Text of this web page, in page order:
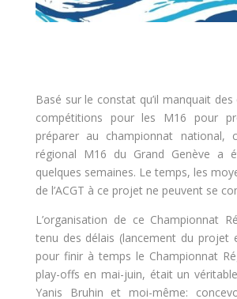
Basé sur le constat qu’il manquait
compétitions pour les M16 pour
préparer au championnat national,
régional M16 du Grand Genève a
quelques semaines. Le temps, les
de l’ACGT à ce projet ne peuvent se
L’organisation de ce Championnat
tenu des délais (lancement du projet
pour finir à temps le Championnat
play-offs en mai-juin, était un
Yanis Bruhin et moi-même: